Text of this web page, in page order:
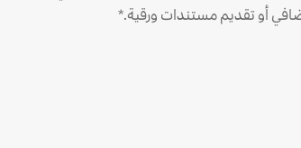
أو تقديم مستندات ورقية.*